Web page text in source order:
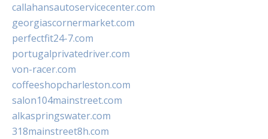
callahansautoservicecenter.com
georgiascornermarket.com
perfectfit24-7.com
portugalprivatedriver.com
von-racer.com
coffeeshopcharleston.com
salon104mainstreet.com
alkaspringswater.com
318mainstreet8h.com